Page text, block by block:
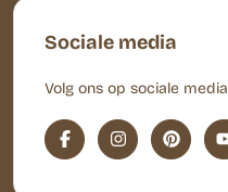
Sociale media
Volg ons op sociale media